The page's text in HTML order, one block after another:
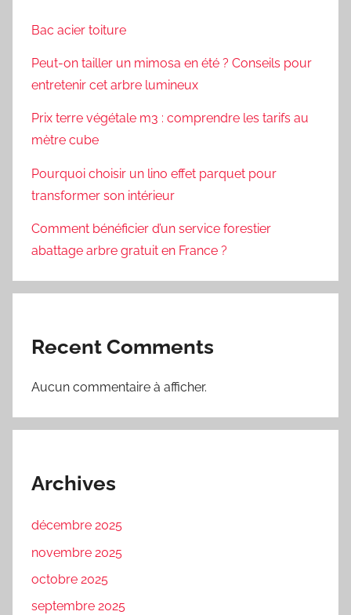
Bac acier toiture
Peut-on tailler un mimosa en été ? Conseils pour
entretenir cet arbre lumineux
Prix terre végétale m3 : comprendre les tarifs au
mètre cube
Pourquoi choisir un lino effet parquet pour
transformer son intérieur
Comment bénéficier d’un service forestier
abattage arbre gratuit en France ?
Recent Comments
Aucun commentaire à afficher.
Archives
décembre 2025
novembre 2025
octobre 2025
septembre 2025